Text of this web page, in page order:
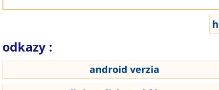
odkazy :
android verzia